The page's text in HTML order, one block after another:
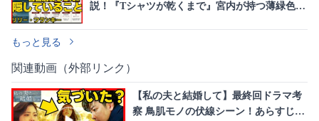
説！『Tシャツが乾くまで』宮内が持つ薄緑色の
もっと見る
関連動画（外部リンク）
【私の夫と結婚して】最終回ドラマ考
察 鳥肌モノの伏線シーン！あらすじネ